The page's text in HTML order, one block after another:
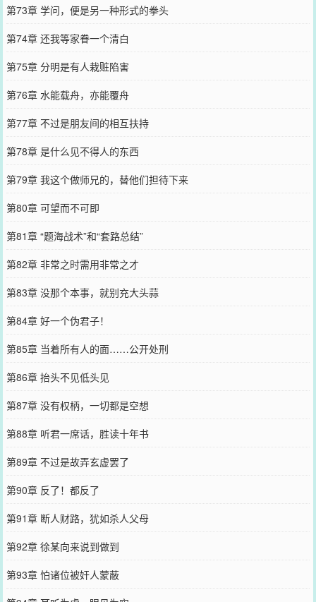
第73章 学问，便是另一种形式的拳头
第74章 还我等家眷一个清白
第75章 分明是有人栽赃陷害
第76章 水能载舟，亦能覆舟
第77章 不过是朋友间的相互扶持
第78章 是什么见不得人的东西
第79章 我这个做师兄的，替他们担待下来
第80章 可望而不可即
第81章 “题海战术”和“套路总结”
第82章 非常之时需用非常之才
第83章 没那个本事，就别充大头蒜
第84章 好一个伪君子！
第85章 当着所有人的面……公开处刑
第86章 抬头不见低头见
第87章 没有权柄，一切都是空想
第88章 听君一席话，胜读十年书
第89章 不过是故弄玄虚罢了
第90章 反了！都反了
第91章 断人财路，犹如杀人父母
第92章 徐某向来说到做到
第93章 怕诸位被奸人蒙蔽